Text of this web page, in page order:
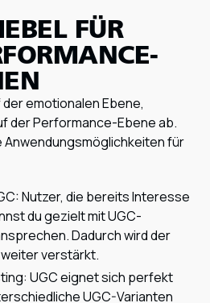
FÜR
emotionalen Ebene,
der Performance-Ebene ab.
für
Nutzer, die bereits Interesse
du gezielt mit UGC-
Dadurch wird der
verstärkt.
UGC eignet sich perfekt
UGC-Varianten